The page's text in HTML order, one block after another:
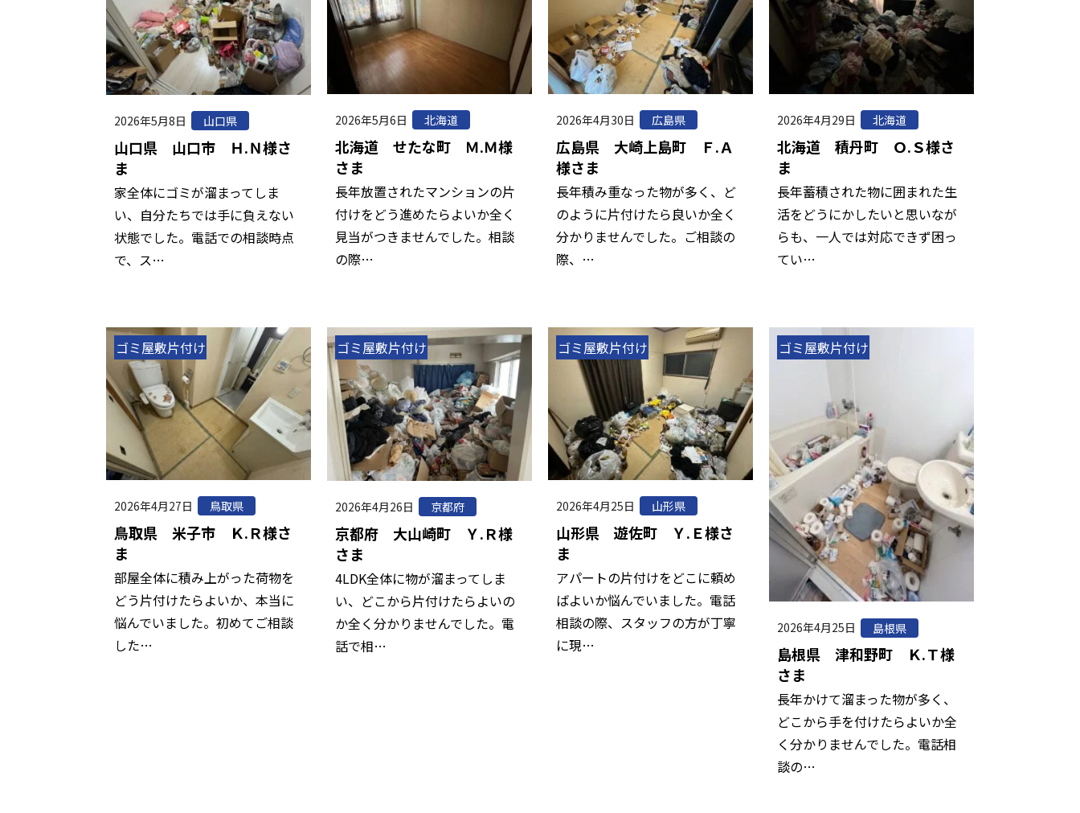
2026年5月8日 山口県
山口県 山口市 Ｈ.Ｎ様さ
ま
家全体にゴミが溜まってしま
い、自分たちでは手に負えない
状態でした。電話での相談時点
で、ス…
2026年5月6日 北海道
北海道 せたな町 Ｍ.Ｍ様
さま
長年放置されたマンションの片
付けをどう進めたらよいか全く
見当がつきませんでした。相談
の際…
2026年4月30日 広島県
広島県 大崎上島町 Ｆ.Ａ
様さま
長年積み重なった物が多く、ど
のように片付けたら良いか全く
分かりませんでした。ご相談の
際、…
2026年4月29日 北海道
北海道 積丹町 Ｏ.Ｓ様さ
ま
長年蓄積された物に囲まれた生
活をどうにかしたいと思いなが
らも、一人では対応できず困っ
てい…
ゴミ屋敷片付け
2026年4月27日 鳥取県
鳥取県 米子市 Ｋ.Ｒ様さ
ま
部屋全体に積み上がった荷物を
どう片付けたらよいか、本当に
悩んでいました。初めてご相談
した…
ゴミ屋敷片付け
2026年4月26日 京都府
京都府 大山崎町 Ｙ.Ｒ様
さま
4LDK全体に物が溜まってしま
い、どこから片付けたらよいの
か全く分かりませんでした。電
話で相…
ゴミ屋敷片付け
2026年4月25日 山形県
山形県 遊佐町 Ｙ.Ｅ様さ
ま
アパートの片付けをどこに頼め
ばよいか悩んでいました。電話
相談の際、スタッフの方が丁寧
に現…
ゴミ屋敷片付け
2026年4月25日 島根県
島根県 津和野町 Ｋ.Ｔ様
さま
長年かけて溜まった物が多く、
どこから手を付けたらよいか全
く分かりませんでした。電話相
談の…